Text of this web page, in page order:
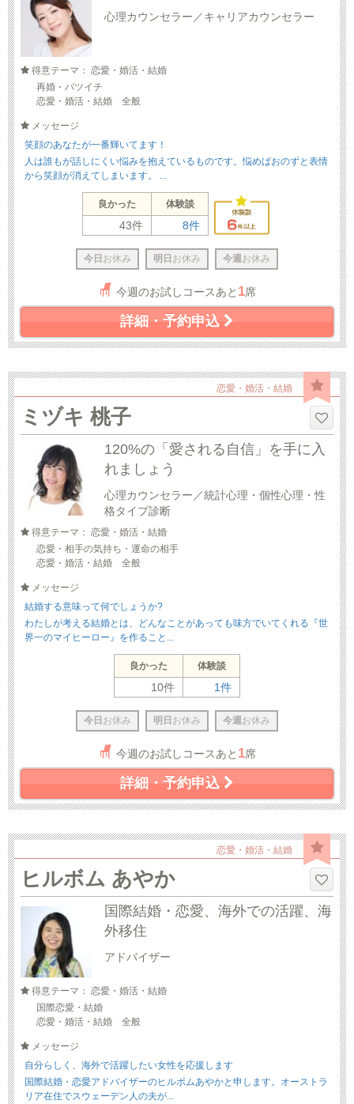
心理カウンセラー／キャリアカウンセラー
得意テーマ： 恋愛・婚活・結婚
再婚・バツイチ
恋愛・婚活・結婚 全般
メッセージ
笑顔のあなたが一番輝いてます！
人は誰もが話しにくい悩みを抱えているものです。悩めばおのずと表情
から笑顔が消えてしまいます。 ...
良かった 体験談
43件 8件
今日 お休み 明日 お休み 今週 お休み
今週のお試しコースあと 1席
詳細・予約申込
恋愛・婚活・結婚
ミヅキ 桃子
120%の「愛される自信」を手に入
れましょう
心理カウンセラー／統計心理・個性心理・性
格タイプ診断
得意テーマ： 恋愛・婚活・結婚
恋愛・相手の気持ち・運命の相手
恋愛・婚活・結婚 全般
メッセージ
結婚する意味って何でしょうか?
わたしが考える結婚とは、どんなことがあっても味方でいてくれる『世
界一のマイヒーロー』を作ること...
良かった 体験談
10件 1件
今日 お休み 明日 お休み 今週 お休み
今週のお試しコースあと 1席
詳細・予約申込
恋愛・婚活・結婚
ヒルボム あやか
国際結婚・恋愛、海外での活躍、海
外移住
アドバイザー
得意テーマ： 恋愛・婚活・結婚
国際恋愛・結婚
恋愛・婚活・結婚 全般
メッセージ
自分らしく、海外で活躍したい女性を応援します
国際結婚・恋愛アドバイザーのヒルボムあやかと申します。オーストラ
リア在住でスウェーデン人の夫が...